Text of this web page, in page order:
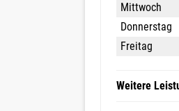
Mittwoch
Donnerstag
Freitag
Weitere